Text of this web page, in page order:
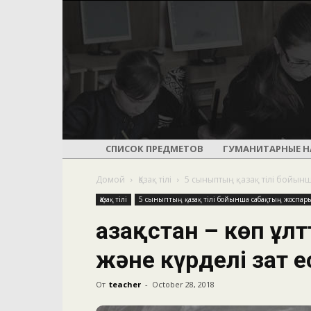
СПИСОК ПРЕДМЕТОВ ГУМАНИТАРНЫЕ
Домой Қазақ тілі 5 сыныптың қазақ тілі
Қазақ тілі 5 сыныптың қазақ тілі бойынша сабақтың
Қазақстан – көп
және күрделі зат
От teacher - October 28, 2018